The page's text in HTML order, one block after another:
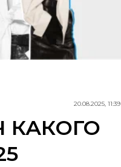
20.08.2025, 11:39
КАКОГО